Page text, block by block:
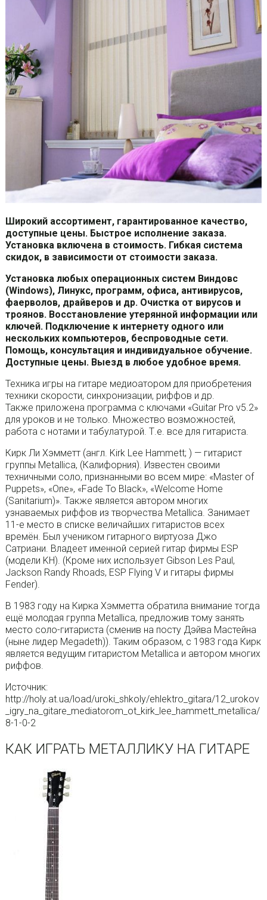
Широкий ассортимент, гарантированное качество,
доступные цены. Быстрое исполнение заказа.
Установка включена в стоимость. Гибкая система
скидок, в зависимости от стоимости заказа.
Установка любых операционных систем Виндовс
(Windows), Линукс, программ, офиса, антивирусов,
фаерволов, драйверов и др. Очистка от вирусов и
троянов. Восстановление утерянной информации или
ключей. Подключение к интернету одного или
нескольких компьютеров, беспроводные сети.
Помощь, консультация и индивидуальное обучение.
Доступные цены. Выезд в любое удобное время.
Техника игры на гитаре медиоатором для приобретения
техники скорости, синхронизации, риффов и др.
Также приложена программа с ключами «Guitar Pro v5.2»
для уроков и не только. Множество возможностей,
работа с нотами и табулатурой. Т.е. все для гитариста.
Кирк Ли Хэмметт (англ. Kirk Lee Hammett; ) — гитарист
группы Metallica, (Калифорния). Известен своими
техничными соло, признанными во всем мире: «Master of
Puppets», «One», «Fade To Black», «Welcome Home
(Sanitarium)». Также является автором многих
узнаваемых риффов из творчества Metallica. Занимает
11-е место в списке величайших гитаристов всех
времён. Был учеником гитарного виртуоза Джо
Сатриани. Владеет именной серией гитар фирмы ESP
(модели KH). (Кроме них использует Gibson Les Paul,
Jackson Randy Rhoads, ESP Flying V и гитары фирмы
Fender).
В 1983 году на Кирка Хэмметта обратила внимание тогда
ещё молодая группа Metallica, предложив тому занять
место соло-гитариста (сменив на посту Дэйва Мастейна
(ныне лидер Megadeth)). Таким образом, с 1983 года Кирк
является ведущим гитаристом Metallica и автором многих
риффов.
Источник:
http://holy.at.ua/load/uroki_shkoly/ehlektro_gitara/12_urokov
_igry_na_gitare_mediatorom_ot_kirk_lee_hammett_metallica/
8-1-0-2
КАК ИГРАТЬ МЕТАЛЛИКУ НА ГИТАРЕ